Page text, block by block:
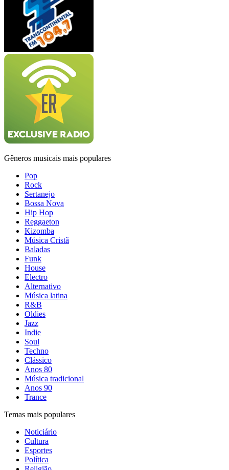
Gêneros musicais mais populares
Pop
Rock
Sertanejo
Bossa Nova
Hip Hop
Reggaeton
Kizomba
Música Cristã
Baladas
Funk
House
Electro
Alternativo
Música latina
R&B
Oldies
Jazz
Indie
Soul
Techno
Clássico
Anos 80
Música tradicional
Anos 90
Trance
Temas mais populares
Noticiário
Cultura
Esportes
Política